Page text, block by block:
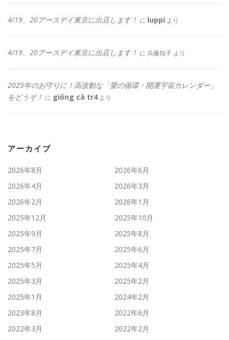
4/19、20アースデイ東京に出店します！ に luppi より
4/19、20アースデイ東京に出店します！ に 兵藤知子 より
2025年のお守りに！高波動な「愛の循環・開運宇宙カレンダー」
をどうぞ！ に giống cà tr4より
アーカイブ
2026年8月
2026年6月
2026年4月
2026年3月
2026年2月
2026年1月
2025年12月
2025年10月
2025年9月
2025年8月
2025年7月
2025年6月
2025年5月
2025年4月
2025年3月
2025年2月
2025年1月
2024年2月
2023年8月
2022年6月
2022年3月
2022年2月